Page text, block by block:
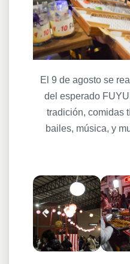
El 9 de agosto se
del esperado
tradición, comidas
bailes, música, y